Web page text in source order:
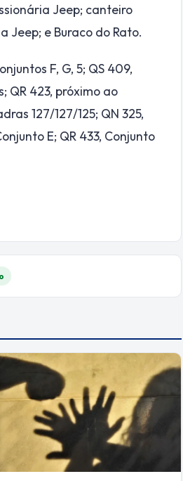
Jeep; canteiro
Jeep; e Buraco do Rato.
F, G, 5; QS 409,
QR 423, próximo ao
127/127/125; QN 325,
E; QR 433, Conjunto